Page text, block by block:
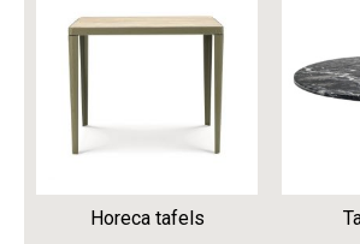
Horeca tafels